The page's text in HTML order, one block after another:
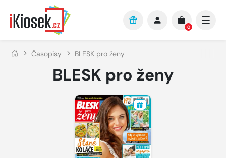
Přejít na hlavní obsah
0
Časopisy BLESK pro ženy
BLESK pro ženy